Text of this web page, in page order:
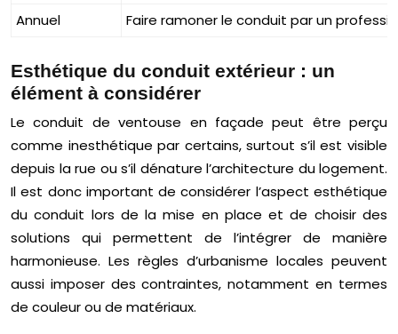
Annuel Faire ramoner le conduit par un
Esthétique du conduit extérieur : un
élément à considérer
Le conduit de ventouse en façade peut être perçu
comme inesthétique par certains, surtout s’il est visible
depuis la rue ou s’il dénature l’architecture du logement.
Il est donc important de considérer l’aspect esthétique
du conduit lors de la mise en place et de choisir des
solutions qui permettent de l’intégrer de manière
harmonieuse. Les règles d’urbanisme locales peuvent
aussi imposer des contraintes, notamment en termes
de couleur ou de matériaux.